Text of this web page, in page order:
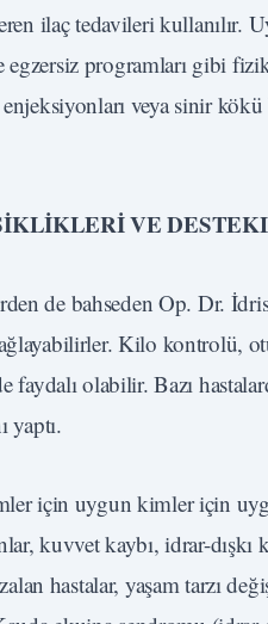
ilaç tedavileri kullanılır.
programları gibi
veya sinir
VE
de bahseden Op. Dr.
Kilo kontrolü,
faydalı olabilir. Bazı
yaptı.
için uygun kimler için
kuvvet kaybı, idrar-
hastalar, yaşam tarzı